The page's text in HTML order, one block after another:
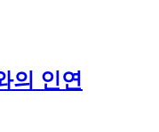
의 인연